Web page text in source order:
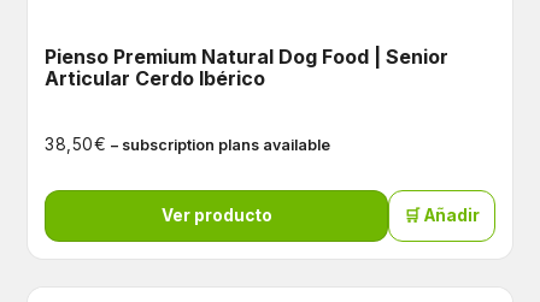
Pienso Premium Natural Dog Food | Senior
Articular Cerdo Ibérico
38,50€ – subscription plans available
Ver producto 🛒 Añadir